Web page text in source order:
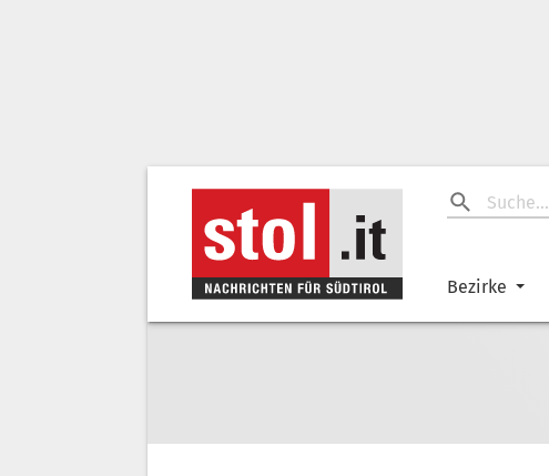
Bezirke